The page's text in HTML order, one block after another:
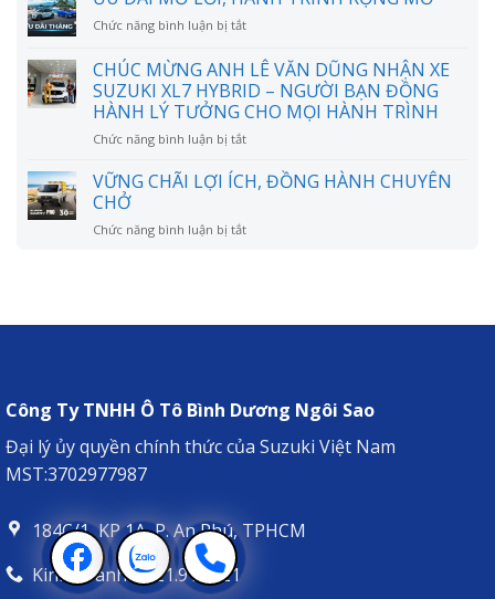
nhiêu?
thực
sự
tiết
như
đồn?
ÍCH,
HÀNH
CHUYÊN
CHỞ
Chức năng bình luận bị tắtở
ĐÃI
MỞ
LỐI,
HÀNH
TRÌNH
MỞ
CHÚC MỪNG ANH LÊ VĂN DŨNG NHẬN XE
SUZUKI XL7 HYBRID – NGƯỜI BẠN ĐỒNG
HÀNH LÝ TƯỞNG CHO MỌI HÀNH TRÌNH
Chức năng bình luận bị tắtở
MỪNG
ANH
VĂN
XL7
ĐỒNG
HÀNH
LÝ
HÀNH
VỮNG CHÃI LỢI ÍCH, ĐỒNG HÀNH CHUYÊN
CHỞ
Chức năng bình luận bị tắtở
ĐỒNG
Công Ty TNHH Ô Tô Bình Dương Ngôi Sao
Đại lý ủy quyền chính thức của Suzuki Việt Nam
MST:3702977987
184C/1, KP 1A, P. An Phú, TPHCM
Kinh doanh: 0921.911.921